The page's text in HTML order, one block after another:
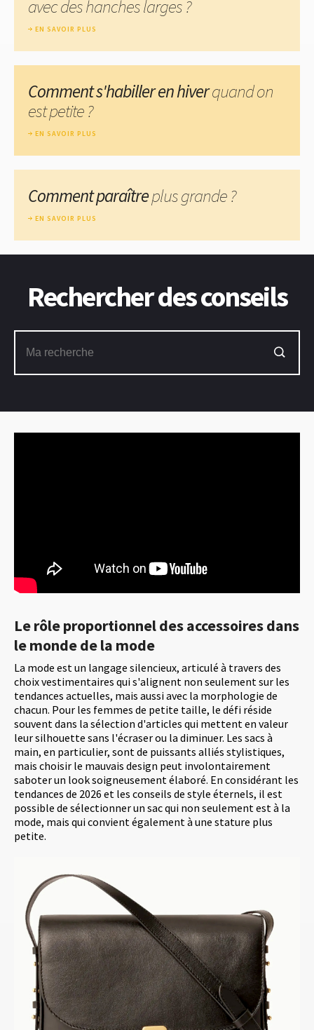
Le rôle proportionnel des accessoires dans
le monde de la mode
La mode est un langage silencieux, articulé à travers des
choix vestimentaires qui s'alignent non seulement sur les
tendances actuelles, mais aussi avec la morphologie de
chacun. Pour les femmes de petite taille, le défi réside
souvent dans la sélection d'articles qui mettent en valeur
leur silhouette sans l'écraser ou la diminuer. Les sacs à
main, en particulier, sont de puissants alliés stylistiques,
mais choisir le mauvais design peut involontairement
saboter un look soigneusement élaboré. En considérant les
tendances de 2026 et les conseils de style éternels, il est
possible de sélectionner un sac qui non seulement est à la
mode, mais qui convient également à une stature plus
petite.
avec des hanches larges ?
EN SAVOIR PLUS
Comment s'habiller en hiverquand on
est petite ?
EN SAVOIR PLUS
Comment paraîtreplus grande ?
EN SAVOIR PLUS
Rechercher des conseils